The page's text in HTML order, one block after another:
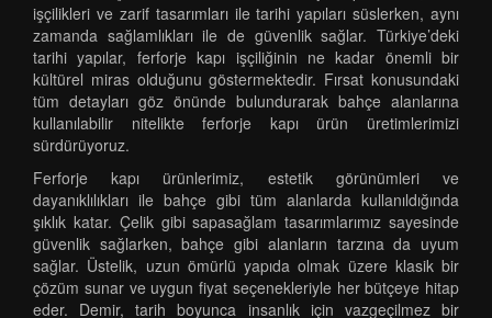
işçilikleri ve zarif tasarımları ile tarihi yapıları süslerken, aynı
zamanda sağlamlıkları ile de güvenlik sağlar. Türkiye’deki
tarihi yapılar, ferforje kapı işçiliğinin ne kadar önemli bir
kültürel miras olduğunu göstermektedir. Fırsat konusundaki
tüm detayları göz önünde bulundurarak bahçe alanlarına
kullanılabilir nitelikte ferforje kapı ürün üretimlerimizi
sürdürüyoruz.
Ferforje kapı ürünlerimiz, estetik görünümleri ve
dayanıklılıkları ile bahçe gibi tüm alanlarda kullanıldığında
şıklık katar. Çelik gibi sapasağlam tasarımlarımız sayesinde
güvenlik sağlarken, bahçe gibi alanların tarzına da uyum
sağlar. Üstelik, uzun ömürlü yapıda olmak üzere klasik bir
çözüm sunar ve uygun fiyat seçenekleriyle her bütçeye hitap
eder. Demir, tarih boyunca insanlık için vazgeçilmez bir